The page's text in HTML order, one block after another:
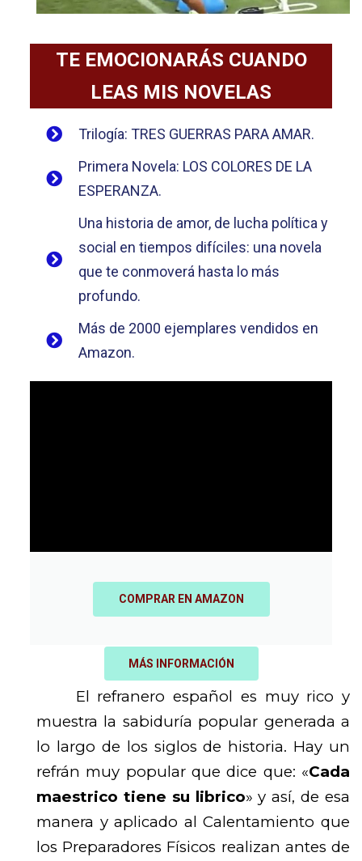
TE EMOCIONARÁS CUANDO
LEAS MIS NOVELAS
Trilogía: TRES GUERRAS PARA AMAR.
Primera Novela: LOS COLORES DE LA
ESPERANZA.
Una historia de amor, de lucha política y
social en tiempos difíciles: una novela
que te conmoverá hasta lo más
profundo.
Más de 2000 ejemplares vendidos en
Amazon.
COMPRAR EN AMAZON
MÁS INFORMACIÓN
El refranero español es muy rico y
muestra la sabiduría popular generada a
lo largo de los siglos de historia. Hay un
refrán muy popular que dice que: «Cada
maestrico tiene su librico» y así, de esa
manera y aplicado al Calentamiento que
los Preparadores Físicos realizan antes de